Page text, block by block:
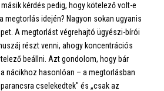
kérdés pedig, hogy kötelező volt-e
megtorlás idején? Nagyon sokan ugyanis
A megtorlást végrehajtó ügyészi-bírói
részt venni, ahogy koncentrációs
beállni. Azt gondolom, hogy bár
nácikhoz hasonlóan – a megtorlásban
cselekedtek" és „csak az